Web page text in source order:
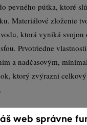
pevného pútka, ktoré
Materiálové zloženie
ktorá vyniká svojou
Prvotriedne
a nadčasovým,
ktorý zvýrazní
web správne